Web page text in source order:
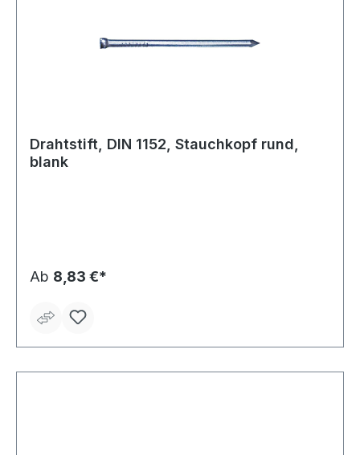
Drahtstift, DIN 1152, Stauchkopf rund,
blank
Ab 8,83 €*